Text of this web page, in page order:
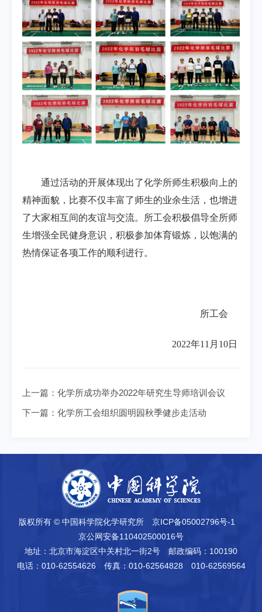
通过活动的开展体现出了化学所师生积极向上的
精神面貌，比赛不仅丰富了师生的业余生活，也增进
了大家相互间的友谊与交流。所工会积极倡导全所师
生增强全民健身意识，积极参加体育锻炼，以饱满的
热情保证各项工作的顺利进行。
所工会
2022年11 月 10日
上一篇： 化学所成功举办2022年研究生导师培训会议
下一篇： 化学所工会组织圆明园秋季健步走活动
版权所有 © 中国科学院化学研究所
京ICP备05002796号-1
京公网安备110402500016号
地址：北京市海淀区中关村北一街2号
邮政编码：100190
电话：010-62554626
传真：010-62564828 010-62569564